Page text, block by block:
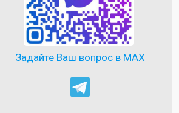
Задайте Ваш вопрос в MAX